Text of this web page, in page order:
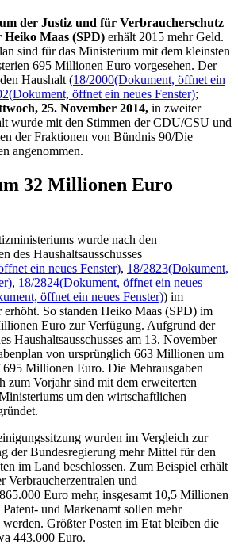
der Justiz und für Verbraucherschutz
Heiko Maas (SPD) erhält 2015 mehr Geld.
sind für das Ministerium mit dem kleinsten
695 Millionen Euro vorgesehen. Der
Haushalt (18/2000(Dokument, öffnet ein
(Dokument, öffnet ein neues Fenster);
25. November 2014, in zweiter
wurde mit den Stimmen der CDU/CSU und
der Fraktionen von Bündnis 90/Die
angenommen.
32 Millionen Euro
wurde nach den
des Haushaltsausschusses
ein neues Fenster), 18/2823(Dokument,
, 18/2824(Dokument, öffnet ein neues
öffnet ein neues Fenster)) im
So standen Heiko Maas (SPD) im
Euro zur Verfügung. Aufgrund der
Haushaltsausschusses am 13. November
von ursprünglich 663 Millionen um
Millionen Euro. Die Mehrausgaben
zum Vorjahr sind mit dem erweiterten
um den wirtschaftlichen
wurden im Vergleich zur
der Bundesregierung mehr Mittel für den
im Land beschlossen. Zum Beispiel erhält
Verbraucherzentralen und
Euro mehr, insgesamt 10,5 Millionen
und Markenamt sollen mehr
Größter Posten im Etat bleiben die
443.000 Euro.